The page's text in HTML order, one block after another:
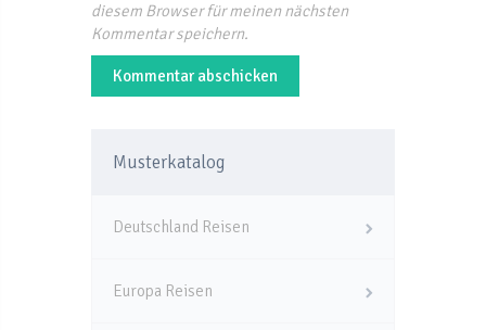
diesem Browser für meinen nächsten
Kommentar speichern.
Musterkatalog
Deutschland Reisen
Europa Reisen